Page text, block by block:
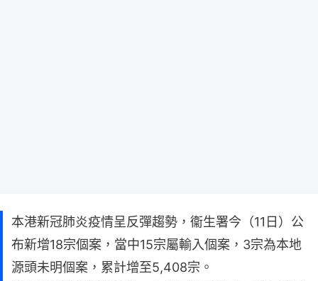
本港新冠肺炎疫情呈反彈趨勢，衞生署今（11日）公
布新增18宗個案，當中15宗屬輸入個案，3宗為本地
源頭未明個案，累計增至5,408宗。